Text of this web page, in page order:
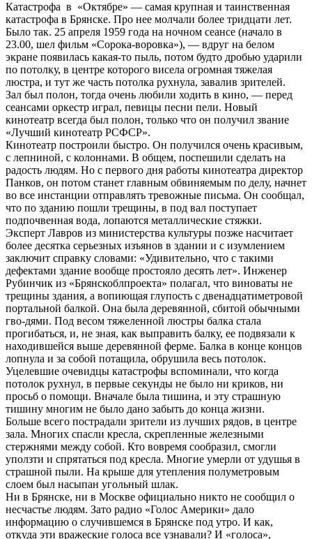
Катастрофа в «Октябре» — самая крупная и таинственная
катастрофа в Брянске. Про нее молчали более тридцати лет.
Было так. 25 апреля 1959 года на ночном сеансе (начало в
23.00, шел фильм «Сорока-воровка»), — вдруг на белом
экране появилась какая-то пыль, потом будто дробью ударили
по потолку, в центре которого висела огромная тяжелая
люстра, и тут же часть потолка рухнула, завалив зрителей.
Зал был полон, тогда очень любили ходить в кино, — перед
сеансами оркестр играл, певицы песни пели. Новый
кинотеатр всегда был полон, только что он получил звание
«Лучший кинотеатр РСФСР».
Кинотеатр построили быстро. Он получился очень красивым,
с лепниной, с колоннами. В общем, поспешили сделать на
радость людям. Но с первого дня работы кинотеатра директор
Панков, он потом станет главным обвиняемым по делу, начнет
во все инстанции отправлять тревожные письма. Он сообщал,
что по зданию пошли трещины, в под вал поступает
подпочвенная вода, лопаются металлические стяжки.
Эксперт Лавров из министерства культуры позже насчитает
более десятка серьезных изъянов в здании и с изумлением
заключит справку словами: «Удивительно, что с такими
дефектами здание вообще простояло десять лет». Инженер
Рубинчик из «Брянскоблпроекта» полагал, что виноваты не
трещины здания, а вопиющая глупость с двенадцатиметровой
портальной балкой. Она была деревянной, сбитой обычными
гво-дями. Под весом тяжеленной люстры балка стала
прогибаться, и, не зная, как выправить балку, ее подвязали к
находившейся выше деревянной ферме. Балка в конце концов
лопнула и за собой потащила, обрушила весь потолок.
Уцелевшие очевидцы катастрофы вспоминали, что когда
потолок рухнул, в первые секунды не было ни криков, ни
просьб о помощи. Вначале была тишина, и эту страшную
тишину многим не было дано забыть до конца жизни.
Больше всего пострадали зрители из лучших рядов, в центре
зала. Многих спасли кресла, скрепленные железными
стержнями между собой. Кто вовремя сообразил, смогли
уползти и спрятаться под кресла. Многие умерли от удушья в
страшной пыли. На крыше для утепления полуметровым
слоем был насыпан угольный шлак.
Ни в Брянске, ни в Москве официально никто не сообщил о
несчастье людям. Зато радио «Голос Америки» дало
информацию о случившемся в Брянске под утро. И как,
откуда эти вражеские голоса все узнавали? И «голоса»,